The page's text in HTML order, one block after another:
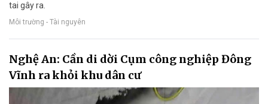
tai gây ra.
Môi trường - Tài nguyên
Nghệ An: Cần di dời Cụm công nghiệp Đông
Vĩnh ra khỏi khu dân cư